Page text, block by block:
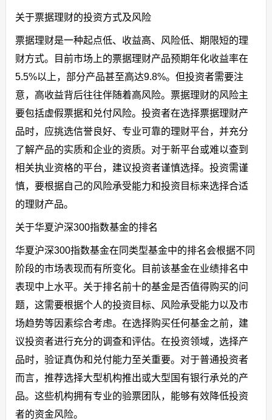
关于票据理财的投资方式及风险
票据理财是一种起点低、收益高、风险低、期限短的理
财方式。目前市场上的票据理财产品预期年化收益率在
5.5%以上，部分产品甚至高达9.8%。但投资者需要注
意，高收益背后往往伴随着高风险。票据理财的风险主
要包括虚假票据和兑付风险。投资者在选择票据理财产
品时，应挑选信誉良好、专业可靠的理财平台，并充分
了解产品的实质和企业的资质。对于新平台或难以查到
相关执业资格的平台，建议投资者谨慎选择。投资需谨
慎，要根据自己的风险承受能力和投资目标来选择合适
的理财产品。
关于华夏沪深300指数基金的排名
华夏沪深300指数基金在同类型基金中的排名会根据不同
阶段的市场表现而有所变化。目前该基金在业绩排名中
表现中上水平。关于排名前十的基金是否值得购买的问
题，这需要根据个人的投资目标、风险承受能力以及市
场趋势等因素综合考虑。在选择购买任何基金之前，建
议投资者进行充分的调查和评估。在投资领域，选择产
品时，验证真伪和兑付能力至关重要。对于普通投资者
而言，推荐选择大型机构推出或大型国有银行承兑的产
品。这些机构拥有专业的验票团队，能够有效降低投资
者的资金风险。